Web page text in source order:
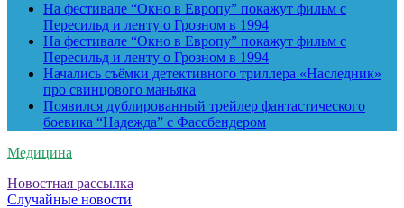
На фестивале “Окно в Европу” покажут фильм с
Пересильд и ленту о Грозном в 1994
На фестивале “Окно в Европу” покажут фильм с
Пересильд и ленту о Грозном в 1994
Начались съёмки детективного триллера «Наследник»
про свинцового маньяка
Появился дублированный трейлер фантастического
боевика “Надежда” с Фассбендером
Медицина
Новостная рассылка
Случайные новости